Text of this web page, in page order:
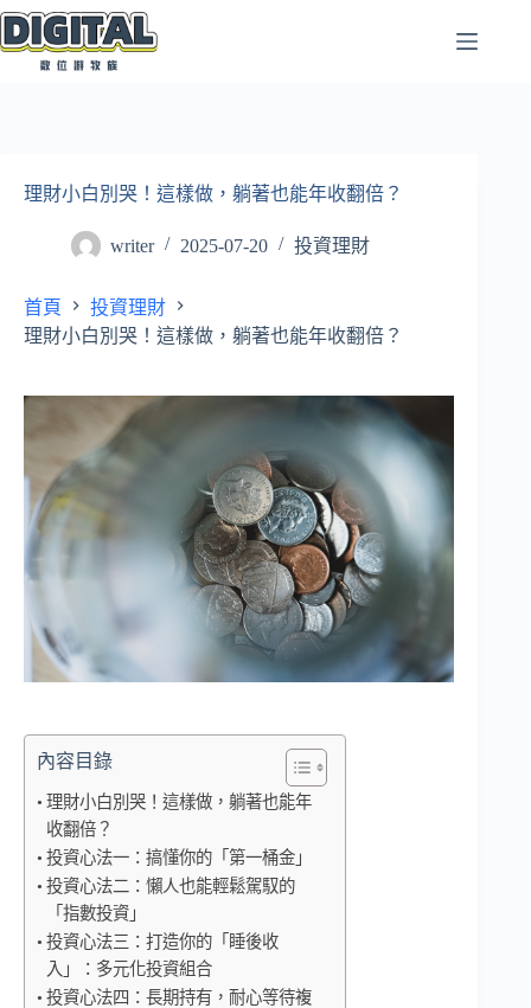
跳
至
理財小白別哭！這樣做，躺著也能年收翻倍？
writer 2025-07-20 投資理財
首頁
投資理財
理財小白別哭！這樣做，躺著也能年收翻倍？
內容目錄
理財小白別哭！這樣做，躺著也能年
收翻倍？
投資心法一：搞懂你的「第一桶金」
投資心法二：懶人也能輕鬆駕馭的
「指數投資」
投資心法三：打造你的「睡後收
入」：多元化投資組合
投資心法四：長期持有，耐心等待複